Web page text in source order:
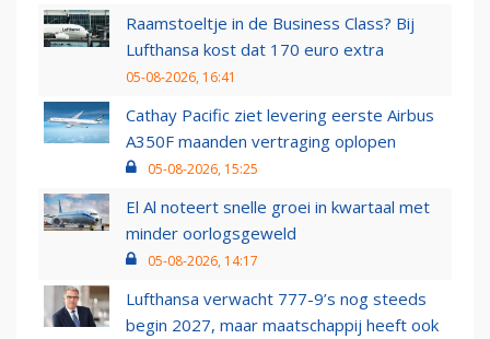
Raamstoeltje in de Business Class? Bij
Lufthansa kost dat 170 euro extra
05-08-2026, 16:41
Cathay Pacific ziet levering eerste Airbus
A350F maanden vertraging oplopen
05-08-2026, 15:25
El Al noteert snelle groei in kwartaal met
minder oorlogsgeweld
05-08-2026, 14:17
Lufthansa verwacht 777-9’s nog steeds
begin 2027, maar maatschappij heeft ook